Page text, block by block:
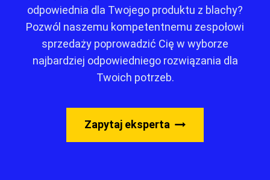
odpowiednia dla Twojego produktu z blachy?
Pozwól naszemu kompetentnemu zespołowi
sprzedaży poprowadzić Cię w wyborze
najbardziej odpowiedniego rozwiązania dla
Twoich potrzeb.
Zapytaj eksperta